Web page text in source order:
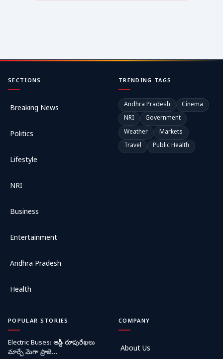
SECTIONS
Breaking News
Politics
Lifestyle
NRI
Business
Entertainment
Andhra Pradesh
Health
TRENDING TAGS
Andhra Pradesh
Cinema
NRI
Government
Weather
Markets
Travel
Public Health
POPULAR STORIES
Electric Buses: ఆర్టీసీ రూపురేఖలు
మార్చే మెగా ప్రాజె…
COMPANY
About Us